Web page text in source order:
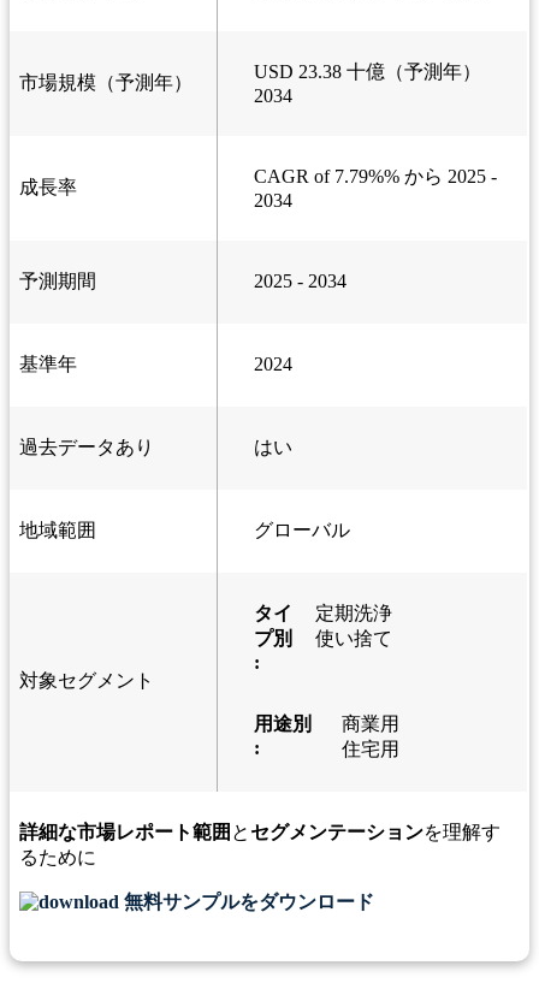
市場規模（予測年）
USD 23.38 十億（予測年）
2034
成長率
CAGR of 7.79%% から 2025 -
2034
予測期間 2025 - 2034
基準年 2024
過去データあり はい
地域範囲 グローバル
対象セグメント
タイ
プ別
:
定期洗浄
使い捨て
用途別
:
商業用
住宅用
詳細な市場レポート範囲 と セグメンテーションを理解す
るために
無料サンプルをダウンロード